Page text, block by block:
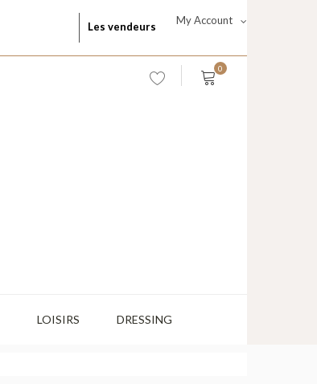
My Account
Les vendeurs
0
LOISIRS DRESSING